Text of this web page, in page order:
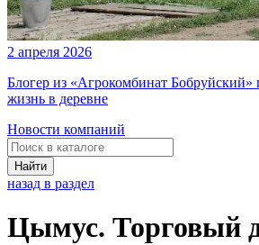
2 апреля 2026
Блогер из «Агрокомбинат Бобруйский»
жизнь в деревне
Новости компаний
Найти
назад в раздел
Цымус. Торговый